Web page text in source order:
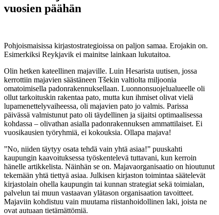
vuosien päähän
Pohjoismaisissa kirjastostrategioissa on paljon samaa. Erojakin on.
Esimerkiksi Reykjavik ei mainitse lainkaan lukutaitoa.
Olin hetken kateellinen majaville. Luin Hesarista uutisen, jossa
kerrottiin majavien säästäneen Tšekin valtiolta miljoonia
omatoimisella padonrakennuksellaan. Luonnonsuojelualueelle oli
ollut tarkoituskin rakentaa pato, mutta kun ihmiset olivat vielä
lupamenettelyvaiheessa, oli majavien pato jo valmis. Parissa
päivässä valmistunut pato oli täydellinen ja sijaitsi optimaalisessa
kohdassa – olivathan asialla padonrakennuksen ammattilaiset. Ei
vuosikausien työryhmiä, ei kokouksia. Ollapa majava!
”No, niiden täytyy osata tehdä vain yhtä asiaa!” puuskahti
kaupungin kaavoituksessa työskentelevä tuttavani, kun kerroin
hänelle artikkelista. Näinhän se on. Majavaorganisaatio on hioutunut
tekemään yhtä tiettyä asiaa. Julkisen kirjaston toimintaa säätelevät
kirjastolain ohella kaupungin tai kunnan strategiat sekä toimialan,
palvelun tai muun vastaavan ylätason organisaation tavoitteet.
Majaviin kohdistuu vain muutama riistanhoidollinen laki, joista ne
ovat autuaan tietämättömiä.